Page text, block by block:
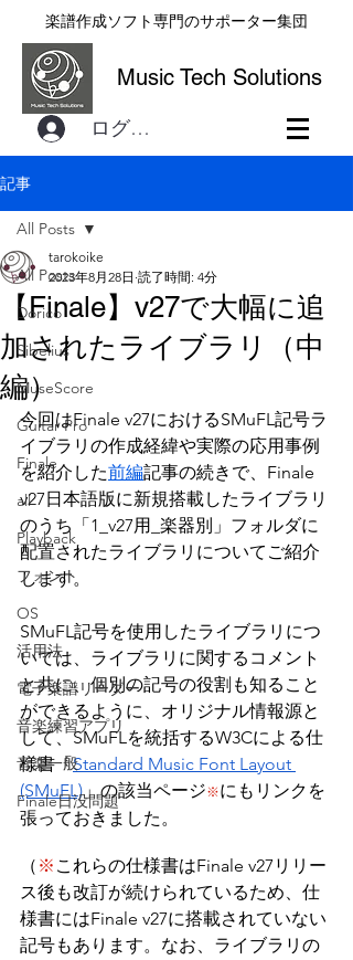
楽譜作成ソフト専門のサポーター集団
Music Tech Solutions
ログイン
記事
All Posts
Dorico
Sibelius
MuseScore
Guitar Pro
Finale
all
Playback
フォント
OS
活用法
電子楽譜リーダー
音楽練習アプリ
音楽一般
Finale日没問題
All Posts
【Finale】v27で大幅に追
加されたライブラリ（中
編）
tarokoike
2023年8月28日 読了時間: 4分
今回はFinale v27におけるSMuFL記号ラ
イブラリの作成経緯や実際の応用事例
を紹介した前編記事の続きで、Finale
v27日本語版に新規搭載したライブラリ
のうち「1_v27用_楽器別」フォルダに
配置されたライブラリについてご紹介
します。
SMuFL記号を使用したライブラリにつ
いては、ライブラリに関するコメント
と共に、個別の記号の役割も知ること
ができるように、オリジナル情報源と
して、SMuFLを統括するW3Cによる仕
様書「Standard Music Font Layout
(SMuFL)」の該当ページ※にもリンクを
張っておきました。
（ ※ これらの仕様書はFinale v27リリー
ス後も改訂が続けられているため、仕
様書にはFinale v27に搭載されていない
記号もあります。なお、ライブラリの